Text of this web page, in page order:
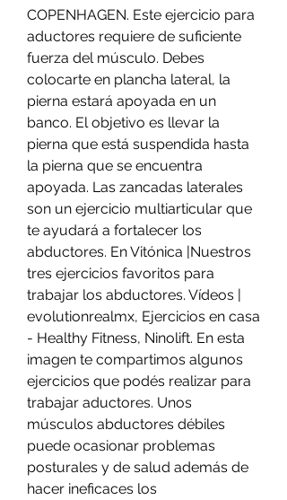
COPENHAGEN. Este ejercicio para
aductores requiere de suficiente
fuerza del músculo. Debes
colocarte en plancha lateral, la
pierna estará apoyada en un
banco. El objetivo es llevar la
pierna que está suspendida hasta
la pierna que se encuentra
apoyada. Las zancadas laterales
son un ejercicio multiarticular que
te ayudará a fortalecer los
abductores. En Vitónica |Nuestros
tres ejercicios favoritos para
trabajar los abductores. Vídeos |
evolutionrealmx, Ejercicios en casa
- Healthy Fitness, Ninolift. En esta
imagen te compartimos algunos
ejercicios que podés realizar para
trabajar aductores. Unos
músculos abductores débiles
puede ocasionar problemas
posturales y de salud además de
hacer ineficaces los